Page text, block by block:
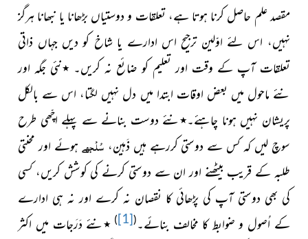
مقصد علم حاصل کرنا ہوتا ہے، تعلقات و دوستیاں بڑھانا یا نبھانا ہرگز
نہیں، اس لئے اوّلین ترجیح اس ادارے یا شاخ کو دیں جہاں ذاتی
تعلقات آپ کے وقت اور تعلیم کو ضائع نہ کریں۔ ٭نئی جگہ اور
نئے ماحول میں بعض اوقات ابتدا میں دل نہیں لگتا، اس سے بالکل
پریشان نہیں ہونا چاہئے۔٭نئے دوست بنانے سے پہلے اچّھی طرح
سوچ لیں کہ کس سے دوستی کررہے ہیں ذَہین، سُلْجھے ہوئے اور محنتی
طلبہ کے قریب بیٹھنے اور ان سے دوستی کرنے کی کوشش کریں، کسی
کی بھی دوستی آپ کی پڑھائی کا نقصان نہ کرے اور نہ ہی ادارے
کے اُصول و ضوابط کا مخالف بنائے۔(
[1]
) ٭نئے دَرَجات میں اکثر